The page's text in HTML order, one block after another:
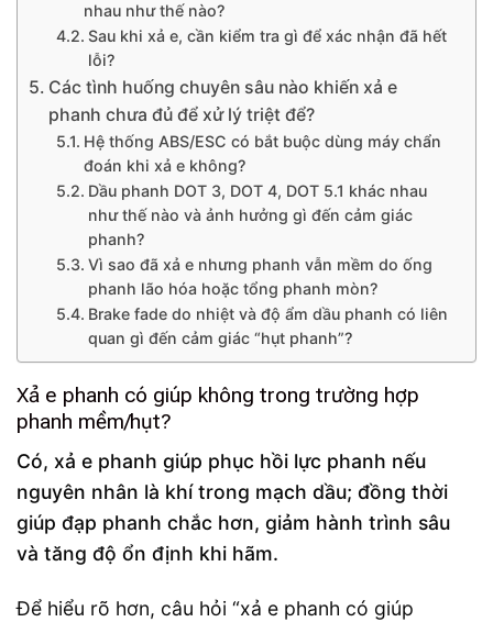
nhau như thế nào?
Sau khi xả e, cần kiểm tra gì để xác nhận đã hết
lỗi?
Các tình huống chuyên sâu nào khiến xả e
phanh chưa đủ để xử lý triệt để?
Hệ thống ABS/ESC có bắt buộc dùng máy chẩn
đoán khi xả e không?
Dầu phanh DOT 3, DOT 4, DOT 5.1 khác nhau
như thế nào và ảnh hưởng gì đến cảm giác
phanh?
Vì sao đã xả e nhưng phanh vẫn mềm do ống
phanh lão hóa hoặc tổng phanh mòn?
Brake fade do nhiệt và độ ẩm dầu phanh có liên
quan gì đến cảm giác “hụt phanh”?
Xả e phanh có giúp không trong trường hợp
phanh mềm/hụt?
Có, xả e phanh giúp phục hồi lực phanh nếu
nguyên nhân là khí trong mạch dầu; đồng thời
giúp đạp phanh chắc hơn, giảm hành trình sâu
và tăng độ ổn định khi hãm.
Để hiểu rõ hơn, câu hỏi “xả e phanh có giúp